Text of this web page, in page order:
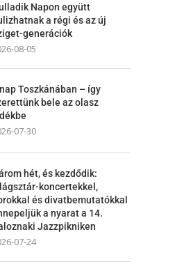
Napon együtt
a régi és az új
generációk
08-05
Toszkánában – így
bele az olasz
07-30
hét, és kezdődik:
koncertekkel,
és divatbemutatókkal
a nyarat a 14.
Jazzpikniken
07-24